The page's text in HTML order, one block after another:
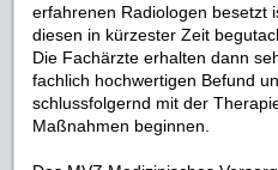
erfahrenen Radiologen besetzt
diesen in kürzester Zeit
Die Fachärzte erhalten dann
fachlich hochwertigen Befund
schlussfolgernd mit der
Maßnahmen beginnen.